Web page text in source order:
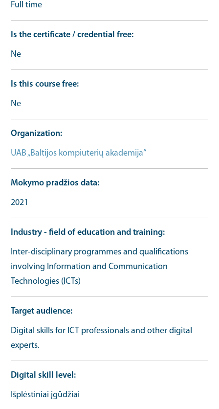
Full time
Is the certificate / credential free
Ne
Is this course free
Ne
Organization
UAB „Baltijos kompiuterių akademija“
Mokymo pradžios data
2021
Industry - field of education and training
Inter-disciplinary programmes and qualifications
involving Information and Communication
Technologies (ICTs)
Target audience
Digital skills for ICT professionals and other digital
experts.
Digital skill level
Išplėstiniai įgūdžiai